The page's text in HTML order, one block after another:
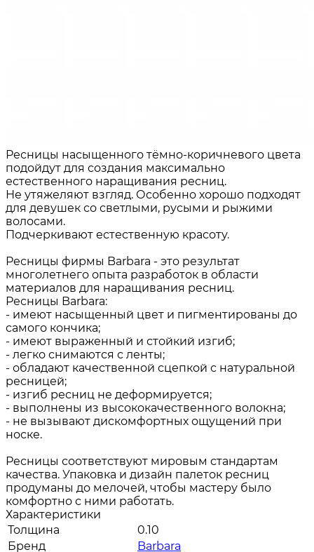
Ресницы насыщенного тёмно-коричневого цвета
подойдут для создания максимально
естественного наращивания ресниц.
Не утяжеляют взгляд. Особенно хорошо подходят
для девушек со светлыми, русыми и рыжими
волосами.
Подчеркивают естественную красоту.
Ресницы фирмы Barbara - это результат
многолетнего опыта разработок в области
материалов для наращивания ресниц.
Ресницы Barbara:
- имеют насыщенный цвет и пигментированы до
самого кончика;
- имеют выраженный и стойкий изгиб;
- легко снимаются с ленты;
- обладают качественной сцепкой с натуральной
ресницей;
- изгиб ресниц не деформируется;
- выполнены из высококачественного волокна;
- не вызывают дискомфортных ощущений при
носке.
Ресницы соответствуют мировым стандартам
качества. Упаковка и дизайн палеток ресниц
продуманы до мелочей, чтобы мастеру было
комфортно с ними работать.
Характеристики
Толщина
0.10
Бренд
Barbara